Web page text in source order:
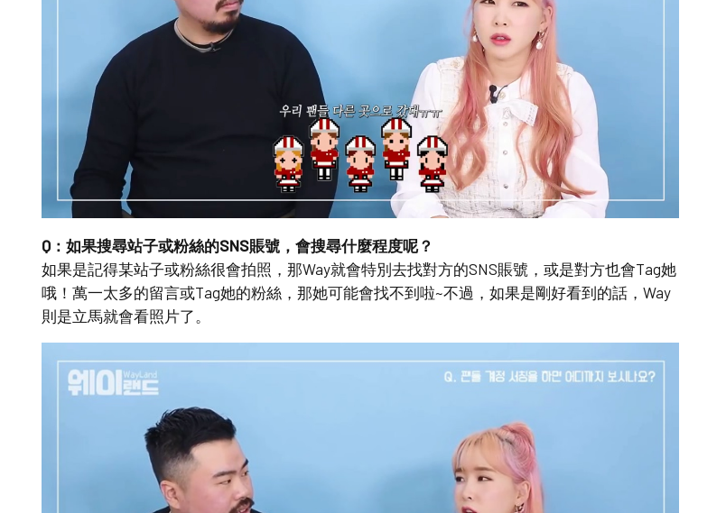
Q：如果搜尋站子或粉絲的SNS賬號，會搜尋什麼程度呢？
如果是記得某站子或粉絲很會拍照，那Way就會特別去找對方的SNS賬號，或是對方也會Tag她
哦！萬一太多的留言或Tag她的粉絲，那她可能會找不到啦~不過，如果是剛好看到的話，Way
則是立馬就會看照片了。